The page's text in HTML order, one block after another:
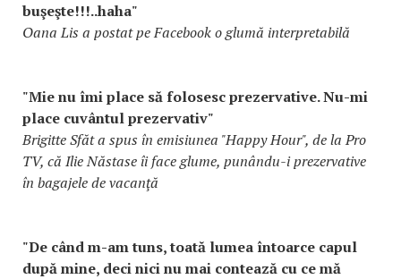
buşeşte!!!..haha"
Oana Lis a postat pe Facebook o glumă interpretabilă
"Mie nu îmi place să folosesc prezervative. Nu-mi
place cuvântul prezervativ"
Brigitte Sfăt a spus în emisiunea "Happy Hour", de la Pro
TV, că Ilie Năstase îi face glume, punându-i prezervative
în bagajele de vacanţă
"De când m-am tuns, toată lumea întoarce capul
după mine, deci nici nu mai contează cu ce mă